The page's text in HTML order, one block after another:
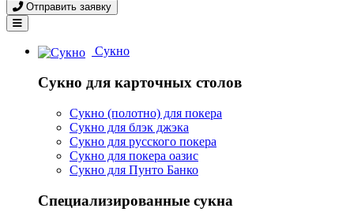
Отправить заявку
Сукно
Сукно для карточных столов
Сукно (полотно) для покера
Сукно для блэк джэка
Сукно для русского покера
Сукно для покера оазис
Сукно для Пунто Банко
Специализированные сукна